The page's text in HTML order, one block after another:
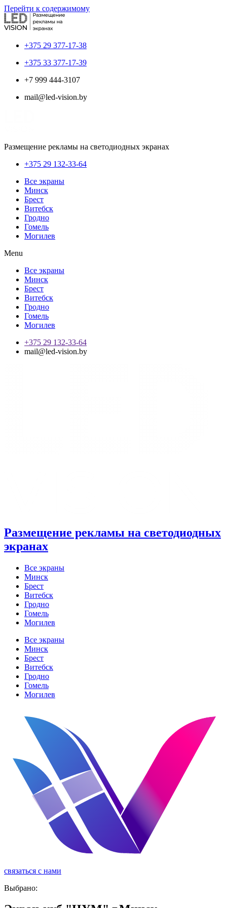
Перейти к содержимому
+375 29 377-17-38
+375 33 377-17-39
+7 999 444-3107
mail@led-vision.by
Размещение рекламы на светодиодных экранах
+375 29 132-33-64
Все экраны
Минск
Брест
Витебск
Гродно
Гомель
Могилев
Menu
Все экраны
Минск
Брест
Витебск
Гродно
Гомель
Могилев
+375 29 132-33-64
mail@led-vision.by
Размещение рекламы на светодиодных
экранах
Все экраны
Минск
Брест
Витебск
Гродно
Гомель
Могилев
Все экраны
Минск
Брест
Витебск
Гродно
Гомель
Могилев
связаться с нами
Выбрано: